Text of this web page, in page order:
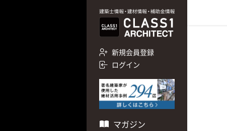
新規会員登録
ログイン
マガジン